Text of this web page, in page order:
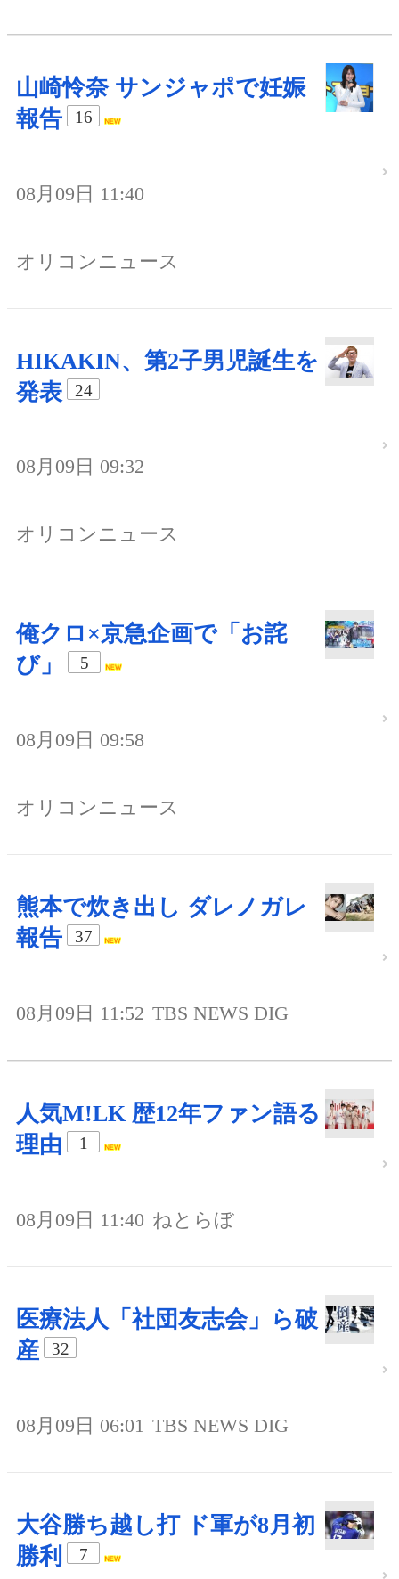
山崎怜奈 サンジャポで妊娠
報告
16
08月09日 11:40
オリコンニュース
HIKAKIN、第2子男児誕生を
発表
24
08月09日 09:32
オリコンニュース
俺クロ×京急企画で「お詫
び」
5
08月09日 09:58
オリコンニュース
熊本で炊き出し ダレノガレ
報告
37
08月09日 11:52 TBS NEWS DIG
人気M!LK 歴12年ファン語る
理由
1
08月09日 11:40 ねとらぼ
医療法人「社団友志会」ら破
産
32
08月09日 06:01 TBS NEWS DIG
大谷勝ち越し打 ド軍が8月初
勝利
7